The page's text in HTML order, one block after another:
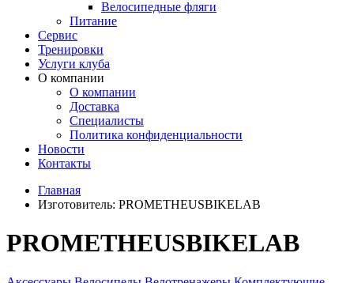
Велосипедные фляги
Питание
Сервис
Тренировки
Услуги клуба
О компании
О компании
Доставка
Специалисты
Политика конфиденциальности
Новости
Контакты
Главная
Изготовитель: PROMETHEUSBIKELAB
PROMETHEUSBIKELAB